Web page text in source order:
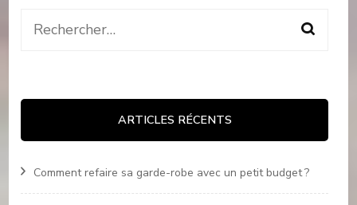
Rechercher :
ARTICLES RÉCENTS
Comment refaire sa garde-robe avec un petit budget ?